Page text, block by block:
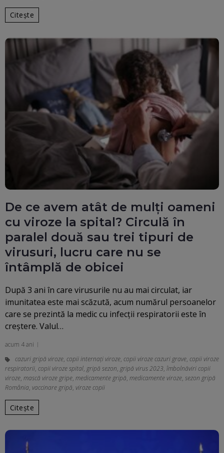
Citește
De ce avem atât de mulți oameni
cu viroze la spital? Circulă în
paralel două sau trei tipuri de
virusuri, lucru care nu se
întâmplă de obicei
După 3 ani în care virusurile nu au mai circulat, iar
imunitatea este mai scăzută, acum numărul persoanelor
care se prezintă la medic cu infecţii respiratorii este în
creştere. Valul…
acum 4 ani
cazuri gripă viroze, copii internați viroze, copii viroze cazuri grave, copii viroze
respiratorii, copii viroze spital, gripă sezon, gripă virus 2023, îmbolnăviri copii
viroze, mască viroze gripe, medicamente gripă, medicamente viroze, sezon gripă
România, vaccinare gripă, viroze copii
Citește